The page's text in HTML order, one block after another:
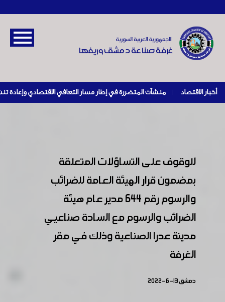
أخبار الاقتصاد |
للوقوف على التساؤلات المتعلقة
بمضمون قرار الهيئة العامة للضرائب
والرسوم رقم 644 مدير عام هيئة
الضرائب والرسوم مع السادة صناعيي
مدينة عدرا الصناعية وذلك في مقر
الغرفة
دمشق 13-6-2022